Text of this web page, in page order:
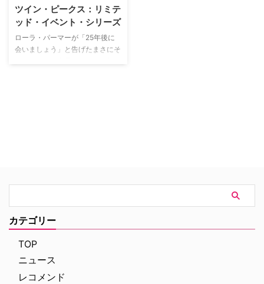
ーパーは地元保安官ハリー・トル
ーマンと協力していくつかの謎め
操作が進むに連れ、ローラを巡る
人々の意外な一面が明らかとな
り、事件はさらに複雑な様相を呈
ツイン・ピークス：リミテ
ッド・イベント・シリーズ
ローラ・パーマーが「25年後に
会いましょう」と告げたまさにそ
体？ また、ツイン・ピークスで
は懐かしい顔ぶれが揃う中、クー
保安官補に届き、新たな捜査が開
始される…。
カテゴリー
TOP
ニュース
レコメンド